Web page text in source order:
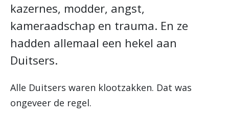
kazernes, modder, angst,
kameraadschap en trauma. En ze
hadden allemaal een hekel aan
Duitsers.
Alle Duitsers waren klootzakken. Dat was
ongeveer de regel.